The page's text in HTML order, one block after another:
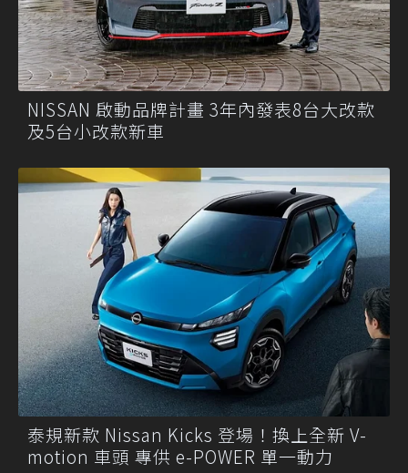
NISSAN 啟動品牌計畫 3年內發表8台大改款
及5台小改款新車
泰規新款 Nissan Kicks 登場！換上全新 V-
motion 車頭 專供 e-POWER 單一動力